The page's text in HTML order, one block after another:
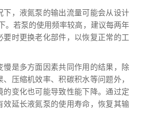
，液氮泵的输出流量可能会从设计
。若泵的使用频率较高，建议每两年
要时更换老化部件，以恢复正常的工
是多方面因素共同作用的结果，除
压缩机效率、积碳积水等问题外，
的变化也可能导致性能下降。通过定
效延长液氮泵的使用寿命，恢复其输